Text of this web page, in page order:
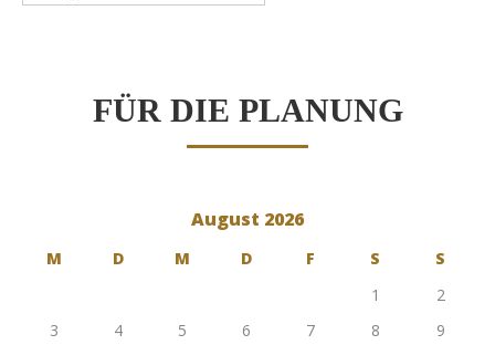
FÜR DIE PLANUNG
August 2026
M D M D F S
S
1
2
3
4 5 6 7 8
9